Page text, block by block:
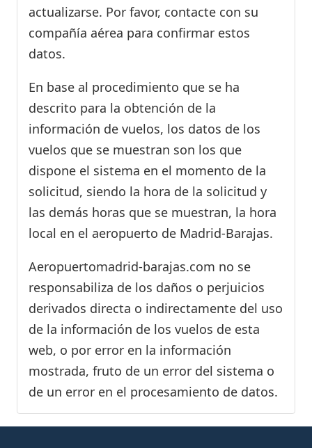
actualizarse. Por favor, contacte con su
compañía aérea para confirmar estos
datos.
En base al procedimiento que se ha
descrito para la obtención de la
información de vuelos, los datos de los
vuelos que se muestran son los que
dispone el sistema en el momento de la
solicitud, siendo la hora de la solicitud y
las demás horas que se muestran, la hora
local en el aeropuerto de Madrid-Barajas.
Aeropuertomadrid-barajas.com no se
responsabiliza de los daños o perjuicios
derivados directa o indirectamente del uso
de la información de los vuelos de esta
web, o por error en la información
mostrada, fruto de un error del sistema o
de un error en el procesamiento de datos.